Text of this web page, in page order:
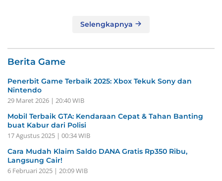
Selengkapnya
Berita Game
Penerbit Game Terbaik 2025: Xbox Tekuk Sony dan
Nintendo
29 Maret 2026 | 20:40 WIB
Mobil Terbaik GTA: Kendaraan Cepat & Tahan Banting
buat Kabur dari Polisi
17 Agustus 2025 | 00:34 WIB
Cara Mudah Klaim Saldo DANA Gratis Rp350 Ribu,
Langsung Cair!
6 Februari 2025 | 20:09 WIB